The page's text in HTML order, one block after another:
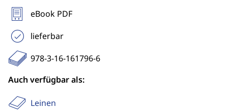
eBook PDF
lieferbar
978-3-16-161796-6
Auch verfügbar als:
Leinen